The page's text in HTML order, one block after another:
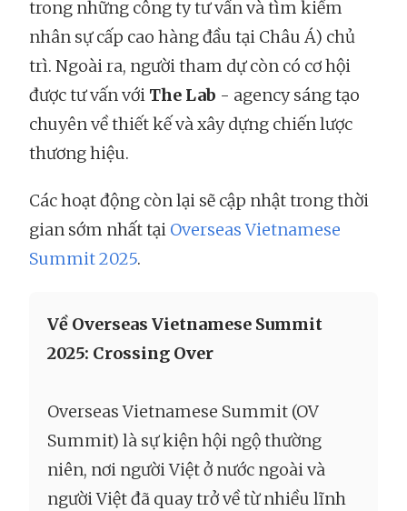
trong những công ty tư vấn và tìm kiếm
nhân sự cấp cao hàng đầu tại Châu Á) chủ
trì. Ngoài ra, người tham dự còn có cơ hội
được tư vấn với The Lab - agency sáng tạo
chuyên về thiết kế và xây dựng chiến lược
thương hiệu.
Các hoạt động còn lại sẽ cập nhật trong thời
gian sớm nhất tại Overseas Vietnamese
Summit 2025.
Về Overseas Vietnamese Summit
2025: Crossing Over
Overseas Vietnamese Summit (OV
Summit) là sự kiện hội ngộ thường
niên, nơi người Việt ở nước ngoài và
người Việt đã quay trở về từ nhiều lĩnh